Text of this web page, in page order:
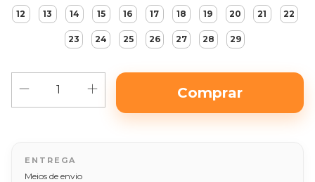
12 13 14 15 16 17 18 19 20 21 22
23 24 25 26 27 28 29
Entregas para o CEP:
Meios de envio